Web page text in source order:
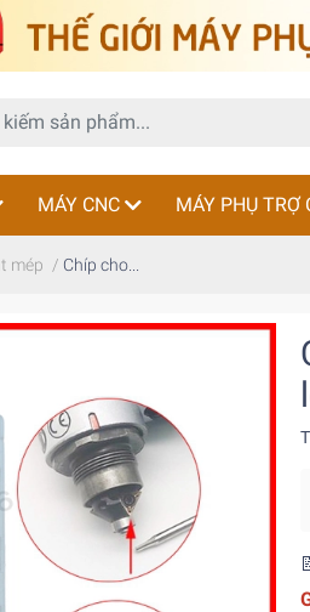
MÁY CNC MÁY PHỤ TRỢ
mép / Chíp cho...